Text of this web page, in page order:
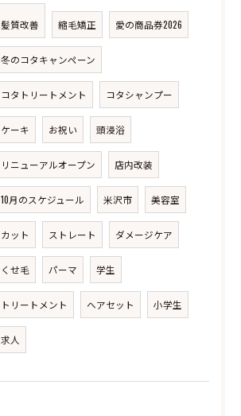
髪質改善 縮毛矯正 愛の商品券2026
冬のコタキャンペーン
コタトリートメント コタシャンプー
ケーキ お祝い 頭浸浴
リニューアルオープン 店内改装
10月のスケジュール 米沢市 美容室
カット ストレート ダメージケア
くせ毛 パーマ 学生
トリートメント ヘアセット 小学生
求人